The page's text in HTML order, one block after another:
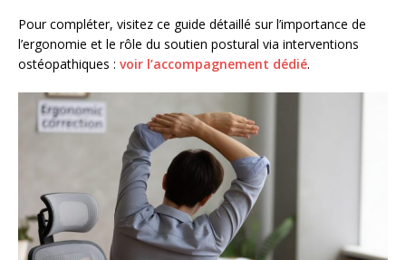
Pour compléter, visitez ce guide détaillé sur l’importance de
l’ergonomie et le rôle du soutien postural via interventions
ostéopathiques : voir l’accompagnement dédié.